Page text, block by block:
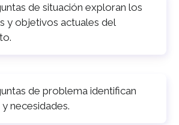
de situación exploran los
y objetivos actuales del
de problema identifican
necesidades.